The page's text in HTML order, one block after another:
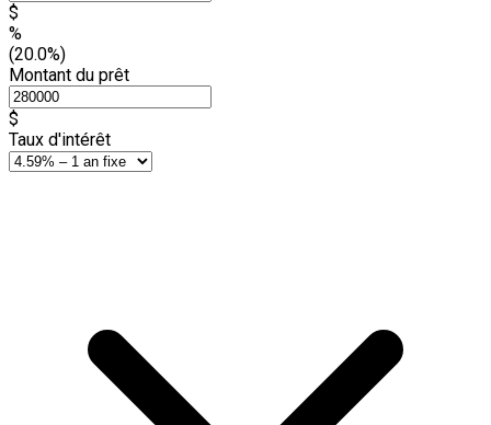
$
%
(20.0%)
Montant du prêt
$
Taux d'intérêt